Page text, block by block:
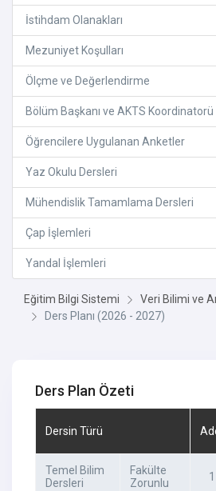
İstihdam Olanakları
Mezuniyet Koşulları
Ölçme ve Değerlendirme
Bölüm Başkanı ve AKTS Koordinatorü
Öğrencilere Uygulanan Anketler
Yaz Okulu Dersleri
Mühendislik Tamamlama Dersleri
Çap İşlemleri
Yandal İşlemleri
Eğitim Bilgi Sistemi
Veri Bilimi ve
Ders Planı (2026 - 2027)
Ders Plan Özeti
Dersin Türü
Temel Bilim
Dersleri
Fakülte
Zorunlu
1